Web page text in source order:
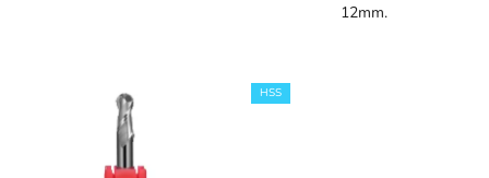
12mm.
HSS